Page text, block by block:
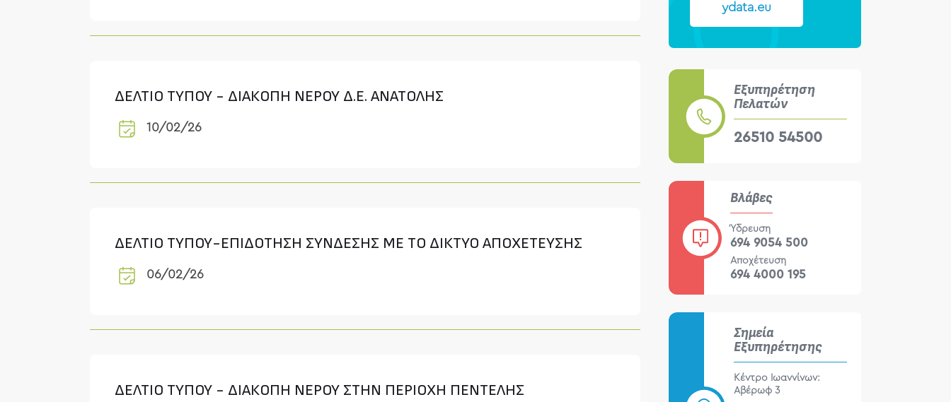
ΔΕΛΤΙΟ ΤΥΠΟΥ - ΔΙΑΚΟΠΗ ΝΕΡΟΥ Δ.Ε. ΑΝΑΤΟΛΗΣ
10/02/26
ΔΕΛΤΙΟ ΤΥΠΟΥ-ΕΠΙΔΟΤΗΣΗ ΣΥΝΔΕΣΗΣ ΜΕ ΤΟ ΔΙΚΤΥΟ ΑΠΟΧΕΤΕΥΣΗΣ
06/02/26
ΔΕΛΤΙΟ ΤΥΠΟΥ - ΔΙΑΚΟΠΗ ΝΕΡΟΥ ΣΤΗΝ ΠΕΡΙΟΧΗ ΠΕΝΤΕΛΗΣ
ydata.eu
Εξυπηρέτηση
Πελατών
26510 54500
Βλάβες
Ύδρευση
694 9054 500
Αποχέτευση
694 4000 195
Σημεία
Εξυπηρέτησης
Κέντρο Ιωαννίνων:
Αβέρωφ 3